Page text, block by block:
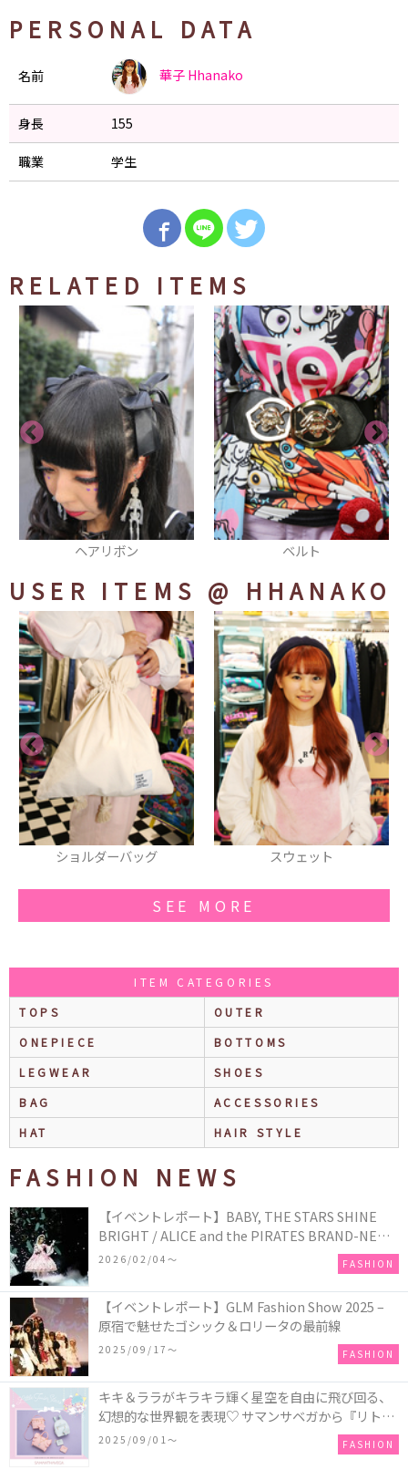
PERSONAL DATA
名前 華子 Hhanako
身長 155
職業 学生
RELATED ITEMS
ベルト ブーツ
USER ITEMS @ HHANAKO
スウェット パンツ
SEE MORE
ITEM CATEGORIES
TOPS
OUTER
ONEPIECE
BOTTOMS
LEGWEAR
SHOES
BAG
ACCESSORIES
HAT
HAIR STYLE
FASHION NEWS
【イベントレポート】BABY, THE STARS SHINE
BRIGHT / ALICE and the PIRATES BRAND-NEW
COLLECTION in TOKYO
2026/02/04〜 FASHION
【イベントレポート】GLM Fashion Show 2025 –
原宿で魅せたゴシック＆ロリータの最前線
2025/09/17〜 FASHION
キキ＆ララがキラキラ輝く星空を自由に飛び回る、
幻想的な世界観を表現♡ サマンサベガから『リトル
ツインスターズ』50周年アニバーサリーイヤー』を
2025/09/01〜 FASHION